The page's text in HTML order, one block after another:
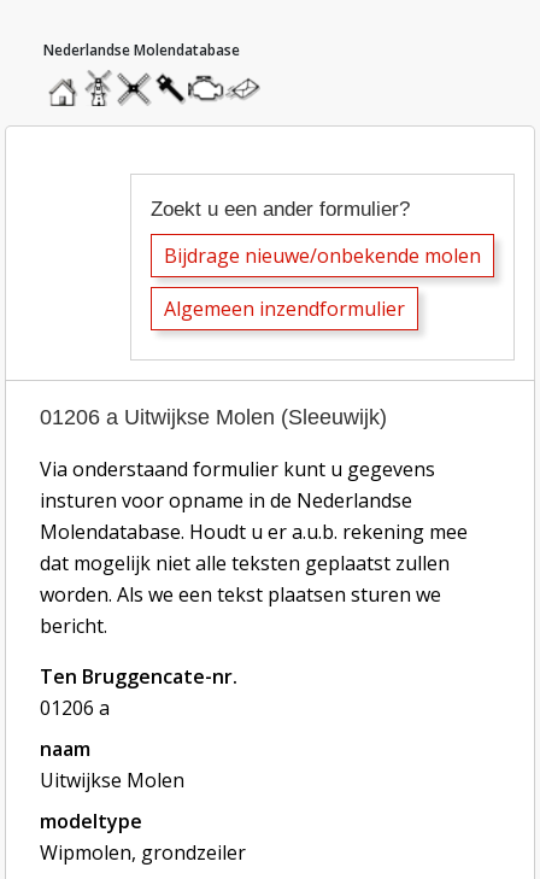
homemolendatabase
roedendatabase
assendatabase
motorendatabase
stuur
een
bericht
Zoekt u een ander formulier?
Bijdrage nieuwe/onbekende molen
Algemeen inzendformulier
01206 a Uitwijkse Molen (Sleeuwijk)
Via onderstaand formulier kunt u gegevens
insturen voor opname in de Nederlandse
Molendatabase. Houdt u er a.u.b. rekening mee
dat mogelijk niet alle teksten geplaatst zullen
worden. Als we een tekst plaatsen sturen we
bericht.
Ten Bruggencate-nr.
01206 a
naam
Uitwijkse Molen
modeltype
Wipmolen, grondzeiler